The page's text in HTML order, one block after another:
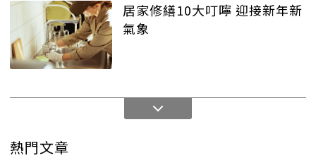
居家修繕10大叮嚀 迎接新年新
氣象
熱門文章